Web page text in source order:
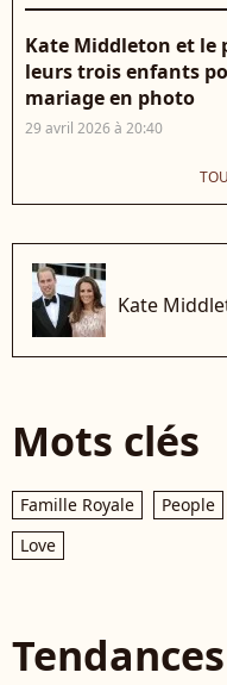
Kate Middleton et le
leurs trois enfants
mariage en photo
29 avril 2026 à 20:40
Kate
Mots clés
Famille Royale People
Love
Tendances